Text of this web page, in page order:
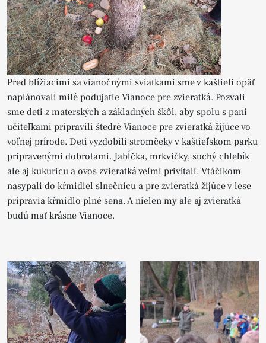
Pred blížiacimi sa vianočnými sviatkami sme v kaštieli opäť
naplánovali milé podujatie Vianoce pre zvieratká. Pozvali
sme deti z materských a základných škôl, aby spolu s pani
učiteľkami pripravili štedré Vianoce pre zvieratká žijúce vo
voľnej prírode. Deti vyzdobili stromčeky v kaštieľskom parku
pripravenými dobrotami. Jabĺčka, mrkvičky, suchý chlebík
ale aj kukuricu a ovos zvieratká veľmi privítali. Vtáčikom
nasypali do kŕmidiel slnečnicu a pre zvieratká žijúce v lese
pripravia kŕmidlo plné sena. A nielen my ale aj zvieratká
budú mať krásne Vianoce.